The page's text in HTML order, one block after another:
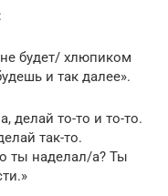
будет/ хлюпиком
и так далее».
делай то-то и то-то.
так-то.
ты наделал/а? Ты